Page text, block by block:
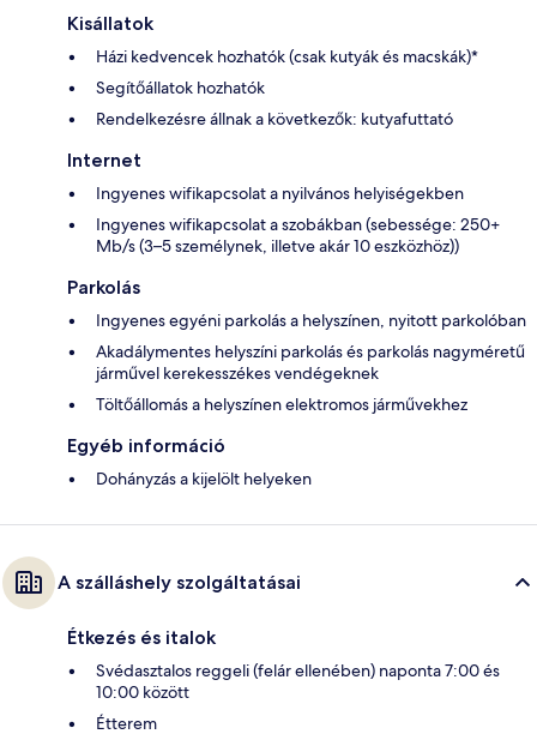
Kisállatok
Házi kedvencek hozhatók (csak kutyák és macskák)*
Segítőállatok hozhatók
Rendelkezésre állnak a következők: kutyafuttató
Internet
Ingyenes wifikapcsolat a nyilvános helyiségekben
Ingyenes wifikapcsolat a szobákban (sebessége: 250+
Mb/s (3–5 személynek, illetve akár 10 eszközhöz))
Parkolás
Ingyenes egyéni parkolás a helyszínen, nyitott parkolóban
Akadálymentes helyszíni parkolás és parkolás nagyméretű
járművel kerekesszékes vendégeknek
Töltőállomás a helyszínen elektromos járművekhez
Egyéb információ
Dohányzás a kijelölt helyeken
A szálláshely szolgáltatásai
Étkezés és italok
Svédasztalos reggeli (felár ellenében) naponta 7:00 és
10:00 között
Étterem